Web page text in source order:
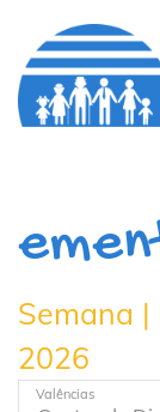
Semana
2026
Valências